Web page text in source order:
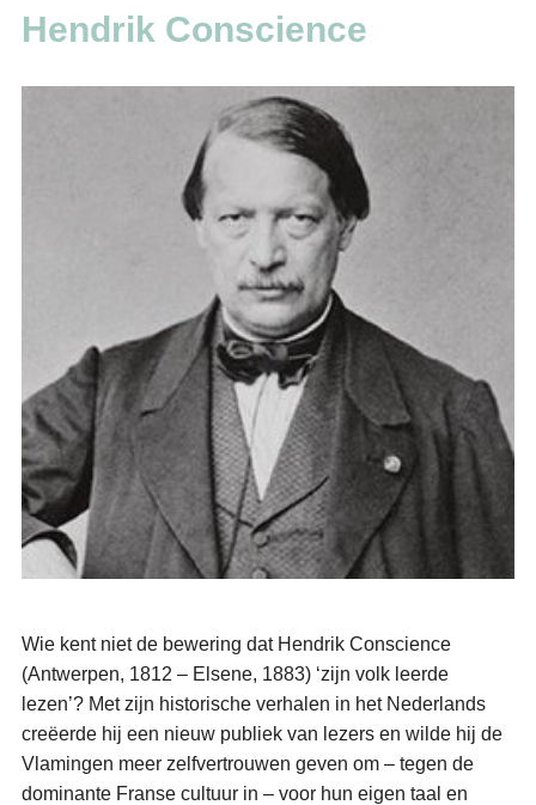
Hendrik Conscience
Wie kent niet de bewering dat Hendrik Conscience
(Antwerpen, 1812 – Elsene, 1883) ‘zijn volk leerde
lezen’? Met zijn historische verhalen in het Nederlands
creëerde hij een nieuw publiek van lezers en wilde hij de
Vlamingen meer zelfvertrouwen geven om – tegen de
dominante Franse cultuur in – voor hun eigen taal en